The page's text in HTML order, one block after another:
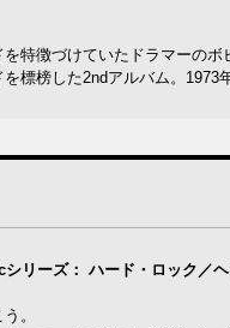
特徴づけていたドラマーの
標榜した2ndアルバム。1973
リーズ： ハード・ロック／
。